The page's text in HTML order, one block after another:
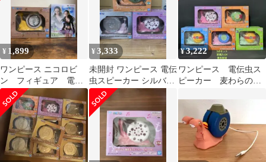
¥ 1,899
ワンピース ニコロビ
ン フィギュア 電伝
虫スピーカー くまver.
セット
¥3,333
未開封 ワンピース 電伝
虫スピーカー シルバー
ジンベエ ロビン 3種セ
ット
¥3,222
ワンピース 電伝虫ス
ピーカー 麦わらの一